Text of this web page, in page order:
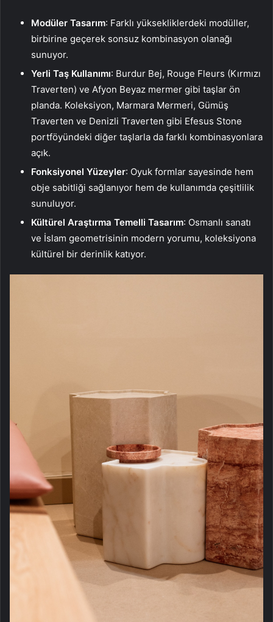
Modüler Tasarım: Farklı yüksekliklerdeki modüller,
birbirine geçerek sonsuz kombinasyon olanağı
sunuyor.
Yerli Taş Kullanımı: Burdur Bej, Rouge Fleurs (Kırmızı
Traverten) ve Afyon Beyaz mermer gibi taşlar ön
planda. Koleksiyon, Marmara Mermeri, Gümüş
Traverten ve Denizli Traverten gibi Efesus Stone
portföyündeki diğer taşlarla da farklı kombinasyonlara
açık.
Fonksiyonel Yüzeyler: Oyuk formlar sayesinde hem
obje sabitliği sağlanıyor hem de kullanımda çeşitlilik
sunuluyor.
Kültürel Araştırma Temelli Tasarım: Osmanlı sanatı
ve İslam geometrisinin modern yorumu, koleksiyona
kültürel bir derinlik katıyor.